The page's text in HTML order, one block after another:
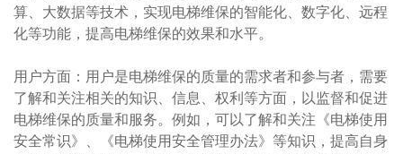
算、大数据等技术，实现电梯维保的智能化、数字化、远程
化等功能，提高电梯维保的效果和水平。
用户方面：用户是电梯维保的质量的需求者和参与者，需要
了解和关注相关的知识、信息、权利等方面，以监督和促进
电梯维保的质量和服务。例如，可以了解和关注《电梯使用
安全常识》、《电梯使用安全管理办法》等知识，提高自身